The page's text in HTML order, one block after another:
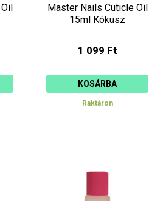
Master Nails Cuticle Oil
15ml Kókusz
1 099 Ft
KOSÁRBA
Raktáron